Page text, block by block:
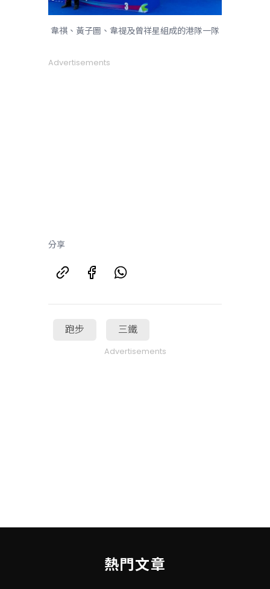
韋祺、黃子圖、韋禔及曾祥星組成的港隊一隊
Advertisements
分享
跑步 三鐵
Advertisements
熱門文章